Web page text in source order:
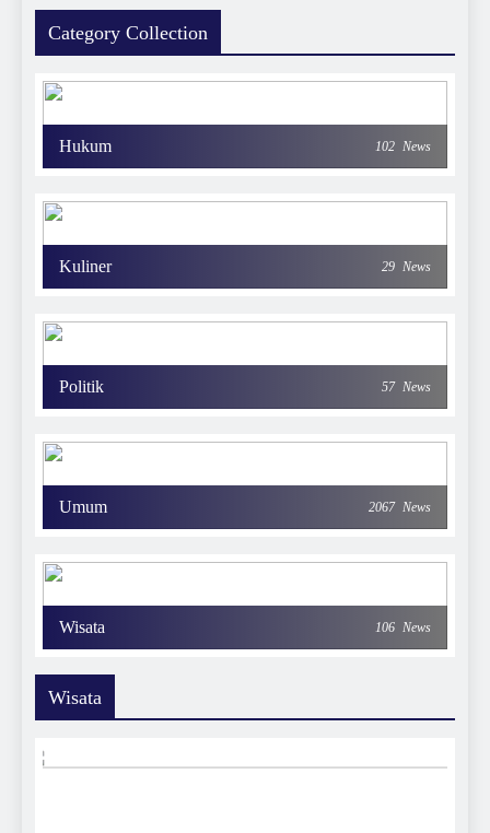
Category Collection
Hukum 102 News
Kuliner 29 News
Politik 57 News
Umum 2067 News
Wisata 106 News
Wisata